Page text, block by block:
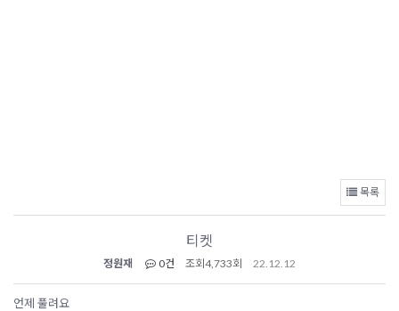
목록
티켓
정원재 0건 조회 4,733회 22.12.12
언제 풀려요